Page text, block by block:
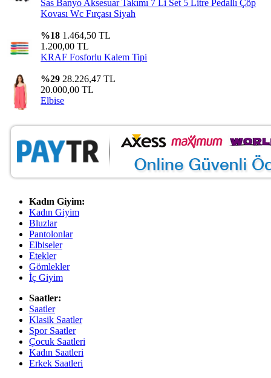
Sas Banyo Aksesuar Takımı 7 Li Set 5 Litre Pedallı Çöp
Kovası Wc Fırçası Siyah
%18 1.464,50 TL
1.200,00 TL
KRAF Fosforlu Kalem Tipi
%29 28.226,47 TL
20.000,00 TL
Elbise
Kadın Giyim:
Kadın Giyim
Bluzlar
Pantolonlar
Elbiseler
Etekler
Gömlekler
İç Giyim
Saatler:
Saatler
Klasik Saatler
Spor Saatler
Çocuk Saatleri
Kadın Saatleri
Erkek Saatleri